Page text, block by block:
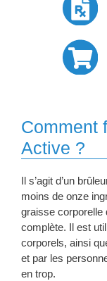
Comment
Active ?
Il s’agit d’un
moins de onze
graisse corporelle
complète. Il est
corporels, ainsi
et par les
en trop.